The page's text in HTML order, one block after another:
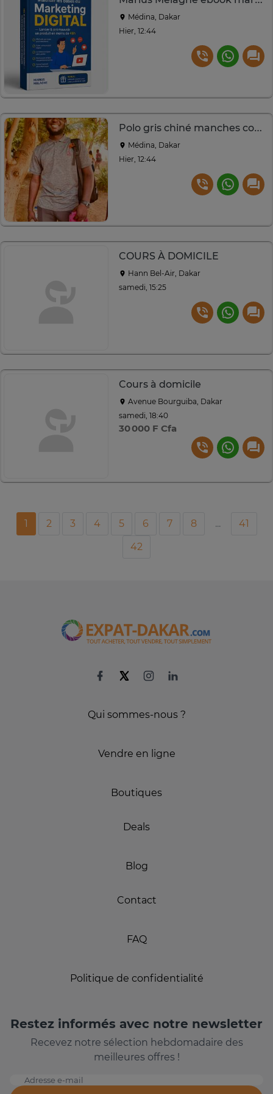
Médina, Dakar
Hier, 12:44
Polo gris chiné manches courtes col boutonné
Médina, Dakar
Hier, 12:44
COURS À DOMICILE
Hann Bel-Air, Dakar
samedi, 15:25
Cours à domicile
Avenue Bourguiba, Dakar
samedi, 18:40
30 000 F Cfa
1 2 3 4 5 6 7 8 ...
41
42
Qui sommes-nous ?
Vendre en ligne
Boutiques
Deals
Blog
Contact
FAQ
Politique de confidentialité
Restez informés avec notre newsletter
Recevez notre sélection hebdomadaire des
meilleures offres !
Adresse e-mail